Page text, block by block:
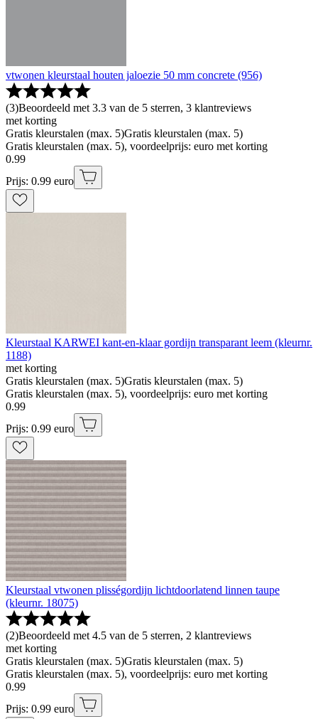
vtwonen kleurstaal houten jaloezie 50 mm concrete (956)
(3)Beoordeeld met 3.3 van de 5 sterren, 3 klantreviews
met korting
Gratis kleurstalen (max. 5)Gratis kleurstalen (max. 5)
Gratis kleurstalen (max. 5), voordeelprijs: euro met korting
0.99
Prijs: 0.99 euro
Kleurstaal KARWEI kant-en-klaar gordijn transparant leem (kleurnr.
1188)
met korting
Gratis kleurstalen (max. 5)Gratis kleurstalen (max. 5)
Gratis kleurstalen (max. 5), voordeelprijs: euro met korting
0.99
Prijs: 0.99 euro
Kleurstaal vtwonen plisségordijn lichtdoorlatend linnen taupe
(kleurnr. 18075)
(2)Beoordeeld met 4.5 van de 5 sterren, 2 klantreviews
met korting
Gratis kleurstalen (max. 5)Gratis kleurstalen (max. 5)
Gratis kleurstalen (max. 5), voordeelprijs: euro met korting
0.99
Prijs: 0.99 euro